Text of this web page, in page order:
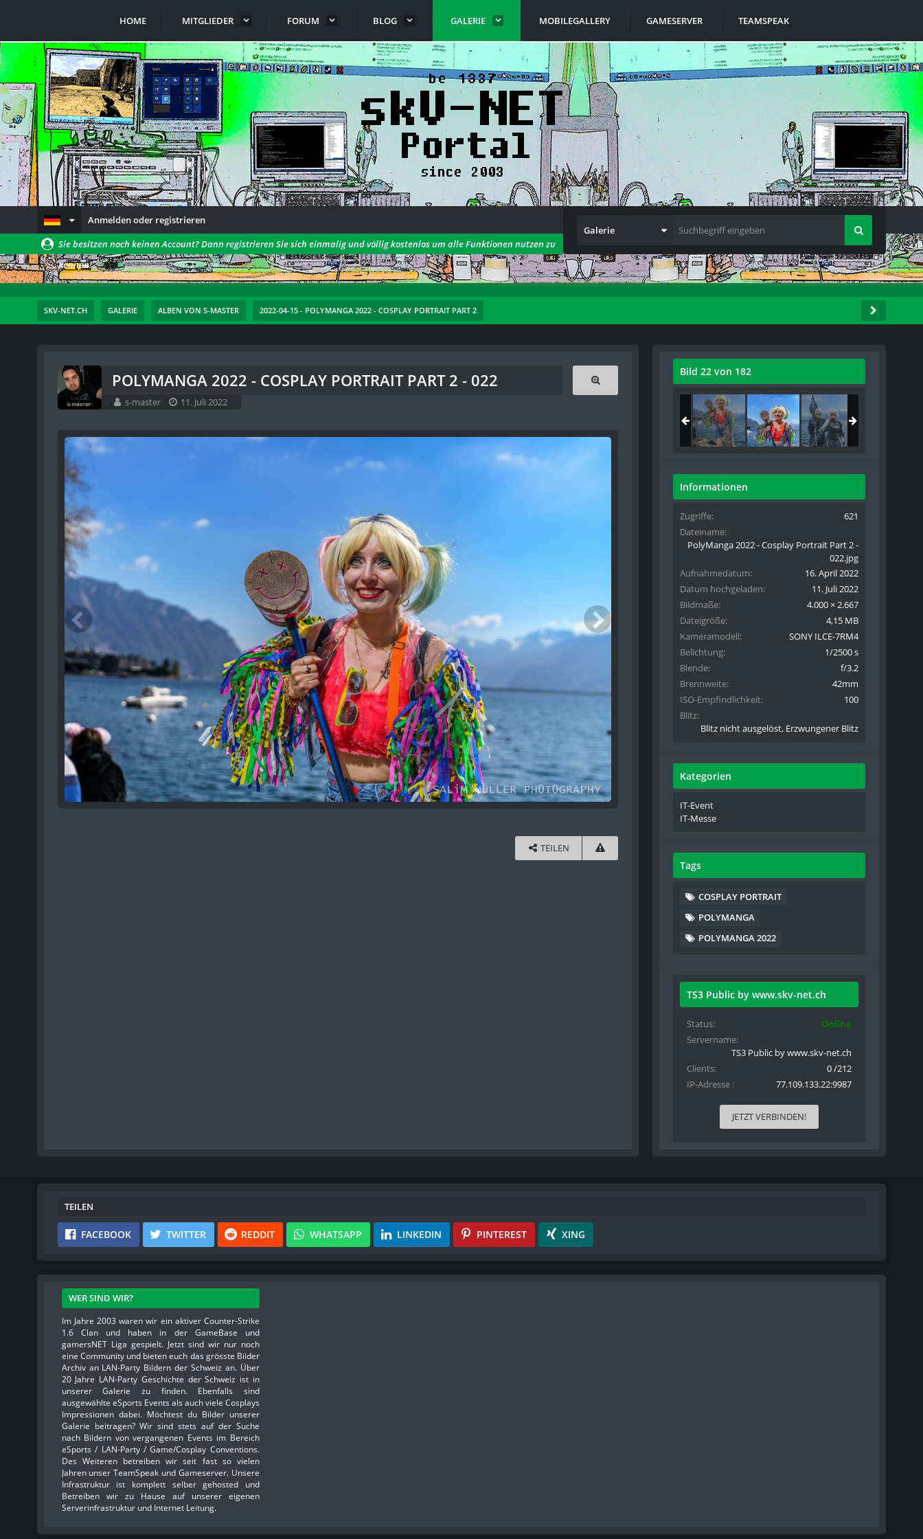
HOME MITGLIEDER FORUM BLOG GALERIE MOBILEGALLERY GAMESERVER TEAMSPEAK
Anmelden oder registrieren
Galerie
Sie besitzen noch keinen Account? Dann registrieren Sie sich einmalig und völlig kostenlos um alle Funktionen nutzen zu
können!
SKV-NET.CH GALERIE ALBEN VON S-MASTER 2022-04-15 - POLYMANGA 2022 - COSPLAY PORTRAIT PART 2
POLYMANGA 2022 - COSPLAY PORTRAIT PART 2 - 022
s-master 11. Juli 2022
TEILEN
Bild 22 von 182
Informationen
Zugriffe
621
Dateiname
PolyManga 2022 - Cosplay Portrait Part 2 -
022.jpg
Aufnahmedatum
16. April 2022
Datum hochgeladen
11. Juli 2022
Bildmaße
4.000 × 2.667
Dateigröße
4,15 MB
Kameramodell
SONY ILCE-7RM4
Belichtung
1/2500 s
Blende
f/3.2
Brennweite
42mm
ISO-Empfindlichkeit
100
Blitz
Blitz nicht ausgelöst, Erzwungener Blitz
Kategorien
IT-Event
IT-Messe
Tags
COSPLAY PORTRAIT
POLYMANGA
POLYMANGA 2022
TS3 Public by www.skv-net.ch
Status
Online
Servername
TS3 Public by www.skv-net.ch
Clients
0 /212
IP-Adresse
77.109.133.22:9987
JETZT VERBINDEN!
TEILEN
FACEBOOK TWITTER REDDIT WHATSAPP LINKEDIN PINTEREST XING
WER SIND WIR?
Im Jahre 2003 waren wir ein aktiver Counter-Strike
1.6 Clan und haben in der GameBase und
gamersNET Liga gespielt. Jetzt sind wir nur noch
eine Community und bieten euch das grösste Bilder
Archiv an LAN-Party Bildern der Schweiz an. Über
20 Jahre LAN-Party Geschichte der Schweiz ist in
unserer Galerie zu finden. Ebenfalls sind
ausgewählte eSports Events als auch viele Cosplays
Impressionen dabei. Möchtest du Bilder unserer
Galerie beitragen? Wir sind stets auf der Suche
nach Bildern von vergangenen Events im Bereich
eSports / LAN-Party / Game/Cosplay Conventions.
Des Weiteren betreiben wir seit fast so vielen
Jahren unser TeamSpeak und Gameserver. Unsere
Infrastruktur ist komplett selber gehosted und
Betreiben wir zu Hause auf unserer eigenen
Serverinfrastruktur und Internet Leitung.